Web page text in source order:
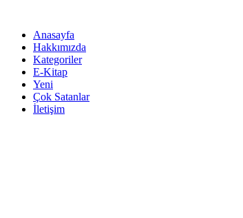
Anasayfa
Hakkımızda
Kategoriler
E-Kitap
Yeni
Çok Satanlar
İletişim